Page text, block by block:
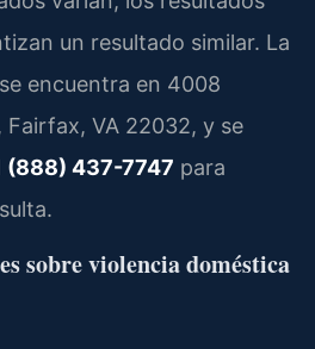
un resultado similar. La
encuentra en 4008
VA 22032, y se
(888) 437-7747 para
sobre violencia doméstica